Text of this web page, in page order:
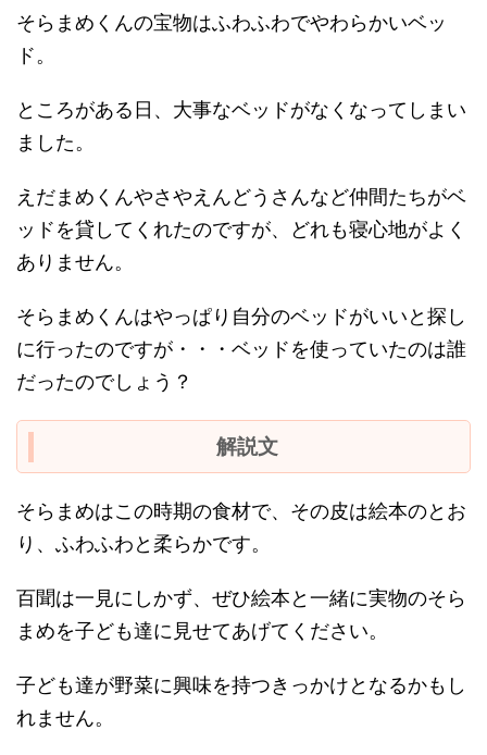
そらまめくんの宝物はふわふわでやわらかいベッ
ド。
ところがある日、大事なベッドがなくなってしまい
ました。
えだまめくんやさやえんどうさんなど仲間たちがベ
ッドを貸してくれたのですが、どれも寝心地がよく
ありません。
そらまめくんはやっぱり自分のベッドがいいと探し
に行ったのですが・・・ベッドを使っていたのは誰
だったのでしょう？
解説文
そらまめはこの時期の食材で、その皮は絵本のとお
り、ふわふわと柔らかです。
百聞は一見にしかず、ぜひ絵本と一緒に実物のそら
まめを子ども達に見せてあげてください。
子ども達が野菜に興味を持つきっかけとなるかもし
れません。